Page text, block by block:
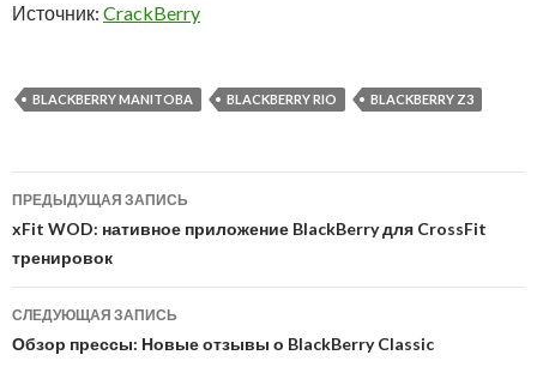
Источник: CrackBerry
BLACKBERRY MANITOBA BLACKBERRY RIO BLACKBERRY Z3
Навигация
по
записям
ПРЕДЫДУЩАЯ ЗАПИСЬ
xFit WOD: нативное приложение BlackBerry для CrossFit
тренировок
СЛЕДУЮЩАЯ ЗАПИСЬ
Обзор прессы: Новые отзывы о BlackBerry Classic